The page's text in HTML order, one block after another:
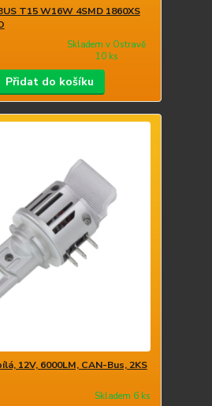
T15 W16W 4SMD 1860XS
Skladem v Ostravě
10 ks
Přidat do košíku
12V, 6000LM, CAN-Bus, 2KS
Skladem 6 ks